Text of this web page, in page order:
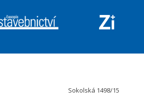
Sokolská 1498/15